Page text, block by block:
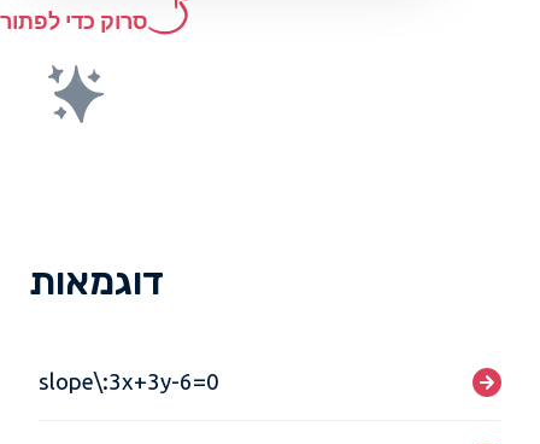
סרוק כדי לפתור
דוגמאות
slope\:3x+3y-6=0